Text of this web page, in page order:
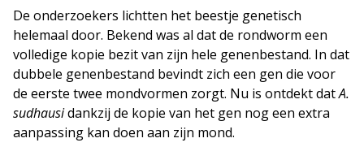
De onderzoekers lichtten het beestje genetisch
helemaal door. Bekend was al dat de rondworm een
volledige kopie bezit van zijn hele genenbestand. In dat
dubbele genenbestand bevindt zich een gen die voor
de eerste twee mondvormen zorgt. Nu is ontdekt datA.
sudhausidankzij de kopie van het gen nog een extra
aanpassing kan doen aan zijn mond.